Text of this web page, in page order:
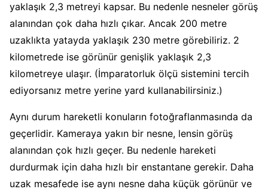
yaklaşık 2,3 metreyi kapsar. Bu nedenle nesneler görüş
alanından çok daha hızlı çıkar. Ancak 200 metre
uzaklıkta yatayda yaklaşık 230 metre görebiliriz. 2
kilometrede ise görünür genişlik yaklaşık 2,3
kilometreye ulaşır. (İmparatorluk ölçü sistemini tercih
ediyorsanız metre yerine yard kullanabilirsiniz.)
Aynı durum hareketli konuların fotoğraflanmasında da
geçerlidir. Kameraya yakın bir nesne, lensin görüş
alanından çok hızlı geçer. Bu nedenle hareketi
durdurmak için daha hızlı bir enstantane gerekir. Daha
uzak mesafede ise aynı nesne daha küçük görünür ve